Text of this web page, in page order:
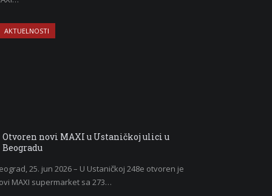
AKTUELNOSTI
Otvoren novi MAXI u Ustaničkoj ulici u
Beogradu
25. jun 2026 – U Ustaničkoj 248e otvoren je
MAXI supermarket sa 273…